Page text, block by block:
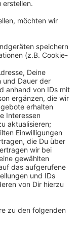
im Jägersgrund
neu
Neustadt. Jetzt
weiter,
mehr mit
Radweg dort
ist Teil des
Sie